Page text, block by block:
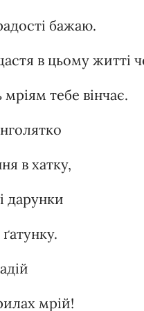
бажаю.
в цьому житті
тебе вінчає.
в хатку,
дарунки
мрій!